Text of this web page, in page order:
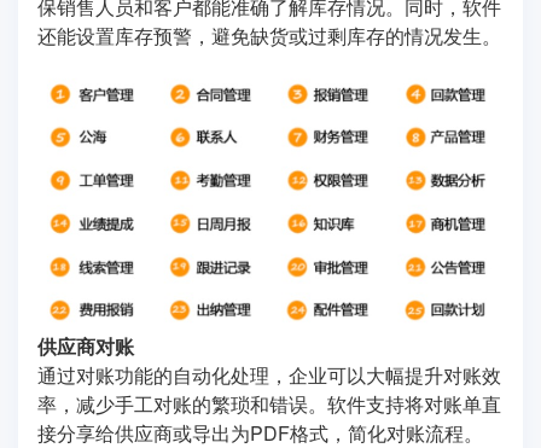
保销售人员和客户都能准确了解库存情况。同时，软件
还能设置库存预警，避免缺货或过剩库存的情况发生。
供应商对账
通过对账功能的自动化处理，企业可以大幅提升对账效
率，减少手工对账的繁琐和错误。软件支持将对账单直
接分享给供应商或导出为PDF格式，简化对账流程。